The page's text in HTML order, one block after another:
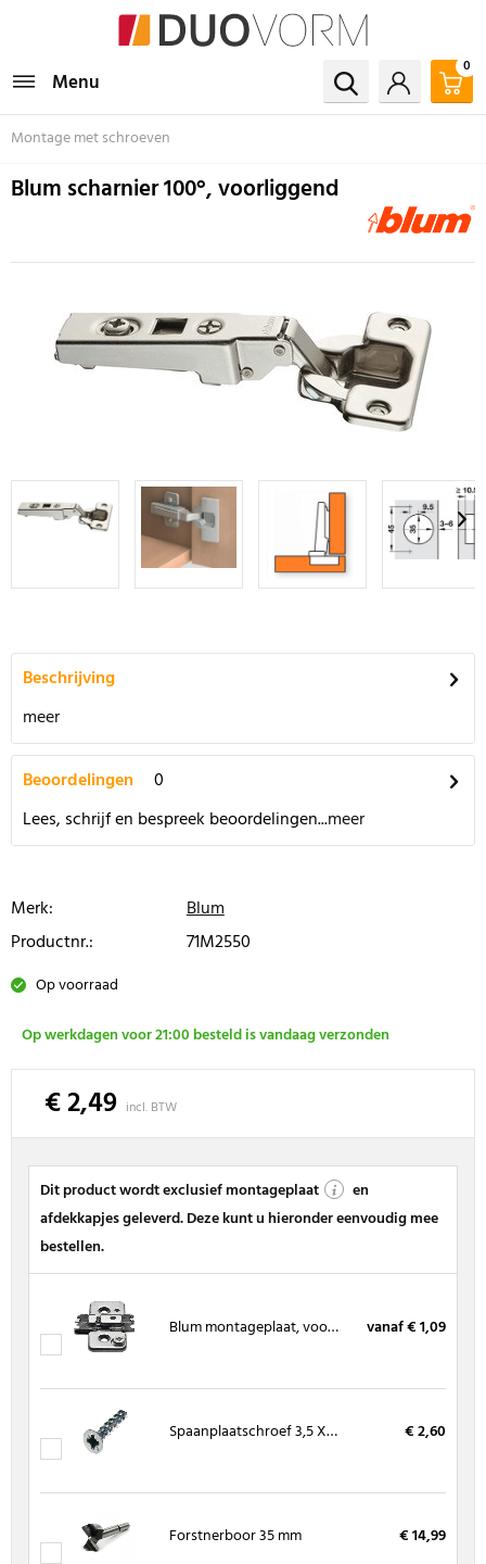
Menu
0
Montage met schroeven
Blum scharnier 100°, voorliggend
Beschrijving
meer
Beoordelingen
0
Lees, schrijf en bespreek beoordelingen...meer
Merk:
Blum
Productnr.:
71M2550
Op voorraad
Op werkdagen voor 21:00 besteld is vandaag verzonden
€ 2,49 incl. BTW
Dit product wordt exclusief montageplaat
en
afdekkapjes geleverd. Deze kunt u hieronder eenvoudig mee
bestellen.
Blum montageplaat, voor spaanplaatschroeven vanaf € 1,09
Spaanplaatschroef 3,5 X 16 mm, kruiskop (200 stuks) € 2,60
Forstnerboor 35 mm € 14,99